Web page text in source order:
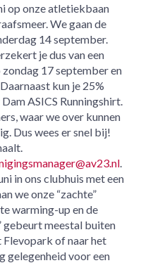
op onze atletiekbaan
We gaan de
14 september.
je dus van een
17 september en
kun je 25%
ASICS Runningshirt.
waar we over kunnen
Dus wees er snel bij!
.
in ons clubhuis met een
we onze “zachte”
warming-up en de
gebeurt meestal buiten
Flevopark of naar het
gelegenheid voor een